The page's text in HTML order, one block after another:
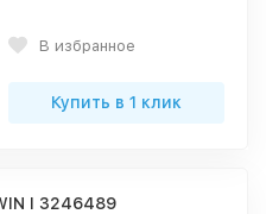
В избранное
Купить в 1 клик
I 3246489